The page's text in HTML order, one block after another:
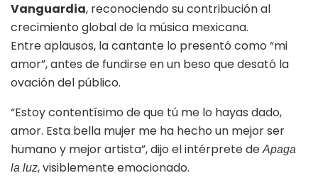
Vanguardia, reconociendo su contribución al
crecimiento global de la música mexicana.
Entre aplausos, la cantante lo presentó como “mi
amor”, antes de fundirse en un beso que desató la
ovación del público.
“Estoy contentísimo de que tú me lo hayas dado,
amor. Esta bella mujer me ha hecho un mejor ser
humano y mejor artista”, dijo el intérprete deApaga
la luz, visiblemente emocionado.